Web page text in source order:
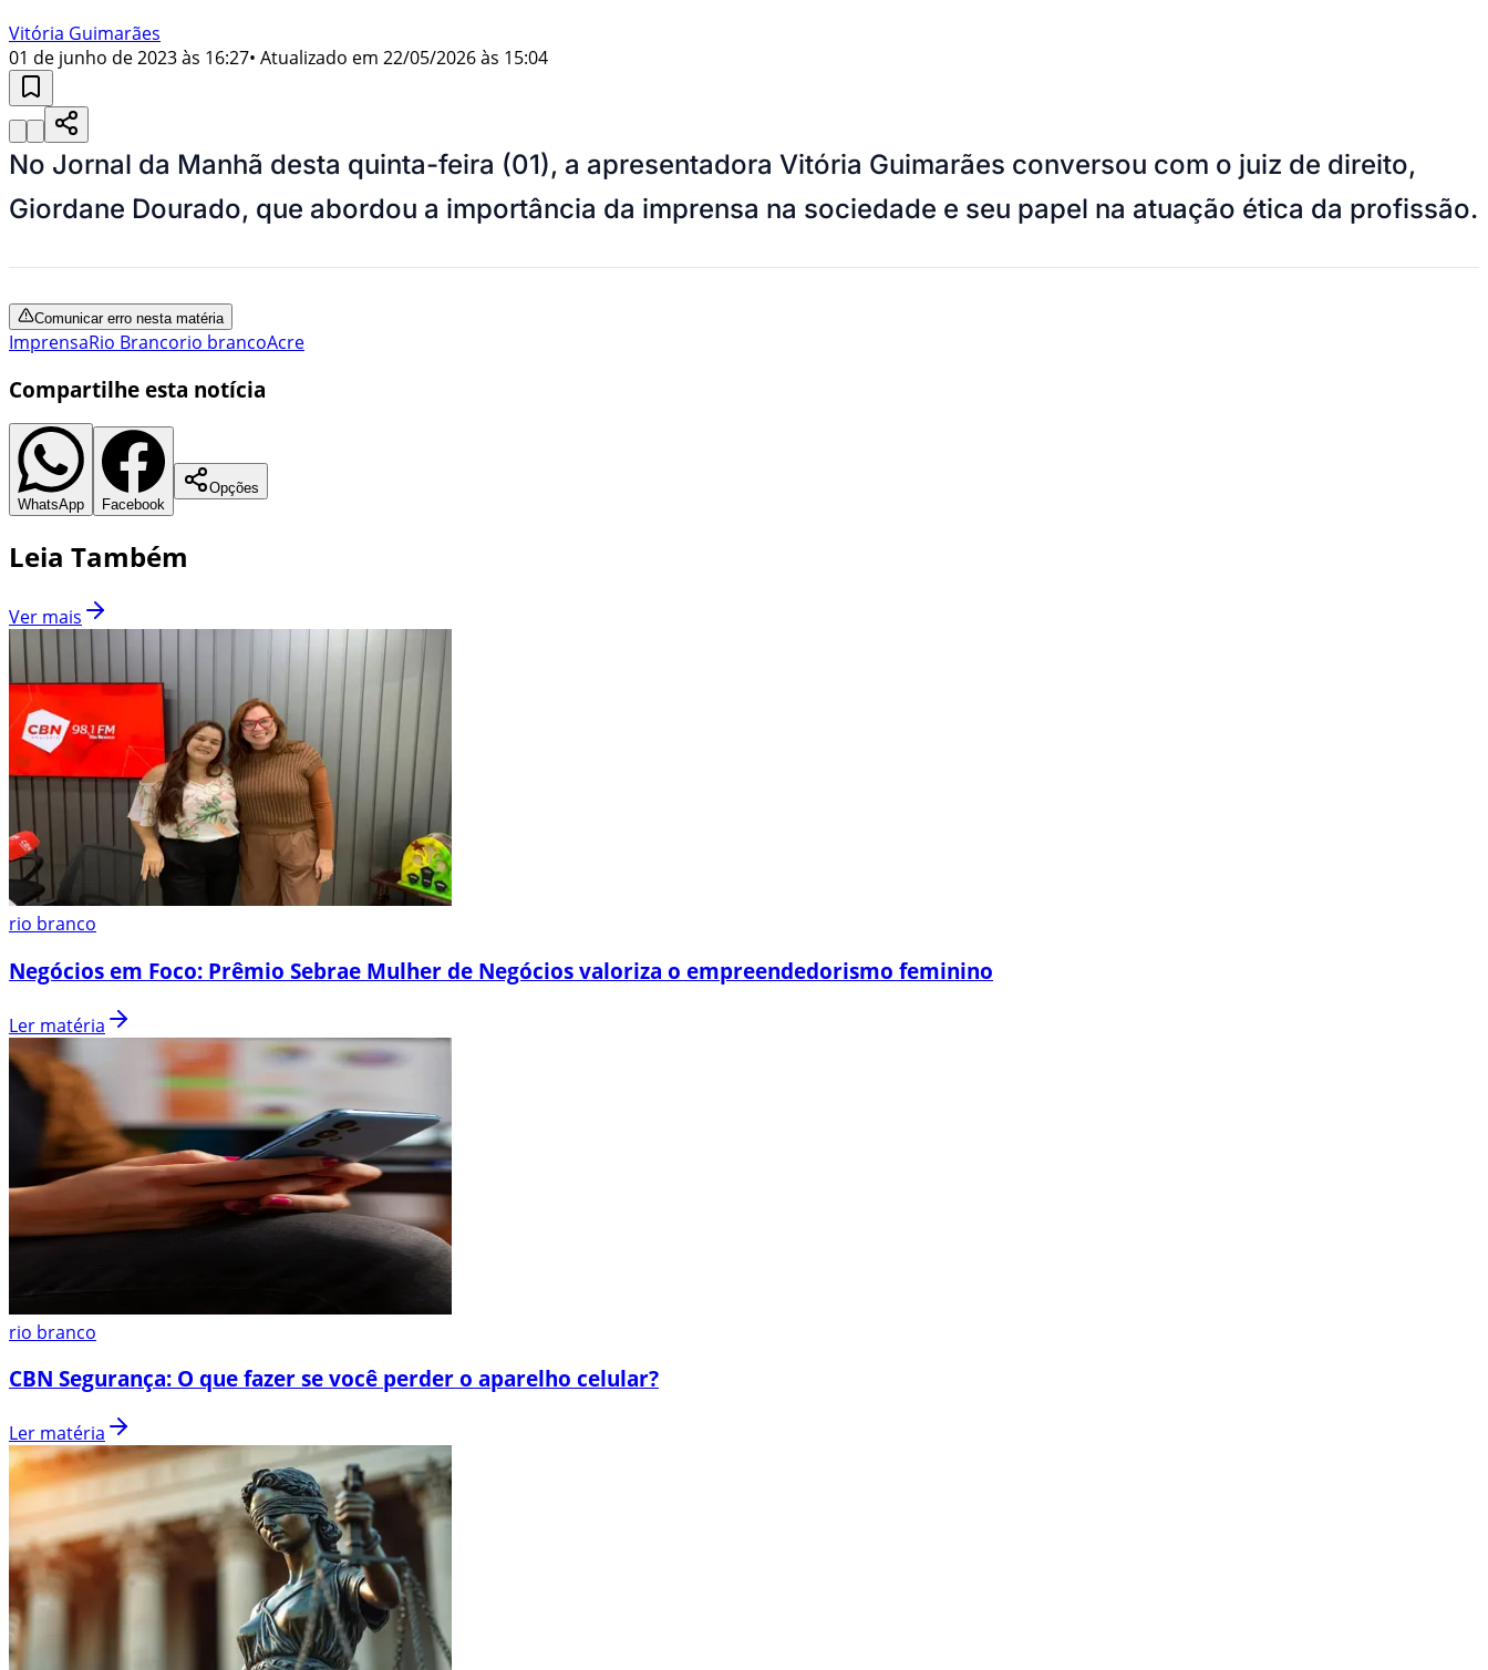
Vitória Guimarães
01 de junho de 2023 às 16:27• Atualizado em 22/05/2026 às 15:04
No Jornal da Manhã desta quinta-feira (01), a apresentadora Vitória Guimarães conversou com o juiz de direito,
Giordane Dourado, que abordou a importância da imprensa na sociedade e seu papel na atuação ética da profissão.
Comunicar erro nesta matéria
ImprensaRio Brancorio brancoAcre
Compartilhe esta notícia
WhatsApp Facebook
Opções
Leia Também
Ver mais
rio branco
Negócios em Foco: Prêmio Sebrae Mulher de Negócios valoriza o empreendedorismo feminino
Ler matéria
rio branco
CBN Segurança: O que fazer se você perder o aparelho celular?
Ler matéria